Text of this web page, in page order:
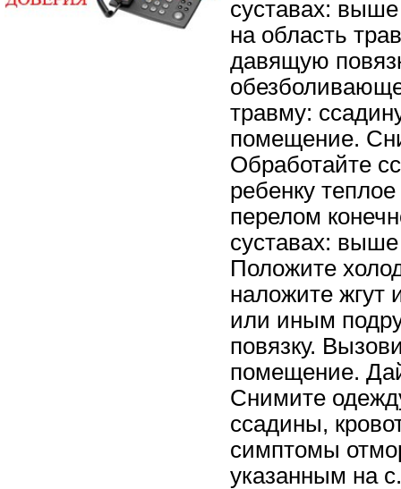
суставах:
на область
давящую
травму:
помещение.
Обработайте
ребенку
перелом
суставах:
Положите
наложите жгут
или иным
повязку.
помещение.
Снимите
ссадины,
симптомы
указанным на